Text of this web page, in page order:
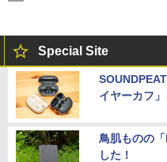
Special Site
イヤーカフ
鳥肌ものの
した！